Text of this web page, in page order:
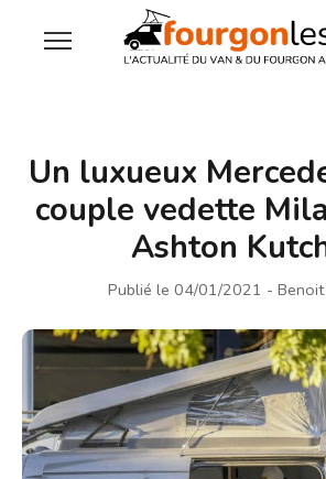
Un luxueux
couple vedette
Ashton
Publié le 04/01/2021 -